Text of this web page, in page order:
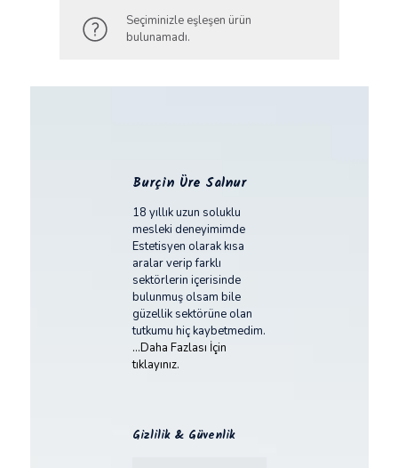
Seçiminizle eşleşen ürün
bulunamadı.
Burçin Üre Salnur
18 yıllık uzun soluklu
mesleki deneyimimde
Estetisyen olarak kısa
aralar verip farklı
sektörlerin içerisinde
bulunmuş olsam bile
güzellik sektörüne olan
tutkumu hiç kaybetmedim.
...Daha Fazlası İçin
tıklayınız.
Gizlilik & Güvenlik